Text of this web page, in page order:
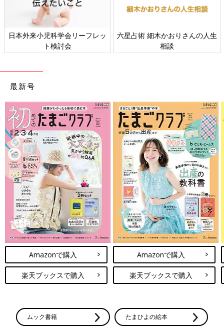
日本外来小児科学会リーフレッ
ト検討会
六星占術 細木かおりさんの人生
相談
最新号
Amazonで購入
楽天ブックスで購入
Amazonで購入
楽天ブックスで購入
ムック書籍 たまひよの絵本